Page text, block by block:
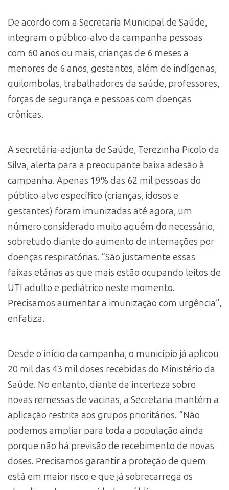
De acordo com a Secretaria Municipal de Saúde,
integram o público-alvo da campanha pessoas
com 60 anos ou mais, crianças de 6 meses a
menores de 6 anos, gestantes, além de indígenas,
quilombolas, trabalhadores da saúde, professores,
forças de segurança e pessoas com doenças
crônicas.
A secretária-adjunta de Saúde, Terezinha Picolo da
Silva, alerta para a preocupante baixa adesão à
campanha. Apenas 19% das 62 mil pessoas do
público-alvo específico (crianças, idosos e
gestantes) foram imunizadas até agora, um
número considerado muito aquém do necessário,
sobretudo diante do aumento de internações por
doenças respiratórias. “São justamente essas
faixas etárias as que mais estão ocupando leitos de
UTI adulto e pediátrico neste momento.
Precisamos aumentar a imunização com urgência”,
enfatiza.
Desde o início da campanha, o município já aplicou
20 mil das 43 mil doses recebidas do Ministério da
Saúde. No entanto, diante da incerteza sobre
novas remessas de vacinas, a Secretaria mantém a
aplicação restrita aos grupos prioritários. “Não
podemos ampliar para toda a população ainda
porque não há previsão de recebimento de novas
doses. Precisamos garantir a proteção de quem
está em maior risco e que já sobrecarrega os